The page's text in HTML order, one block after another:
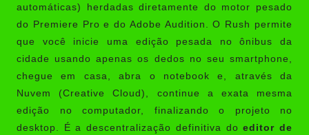
automáticas) herdadas diretamente do motor pesado
do Premiere Pro e do Adobe Audition. O Rush permite
que você inicie uma edição pesada no ônibus da
cidade usando apenas os dedos no seu smartphone,
chegue em casa, abra o notebook e, através da
Nuvem (Creative Cloud), continue a exata mesma
edição no computador, finalizando o projeto no
desktop. É a descentralização definitiva doeditor de